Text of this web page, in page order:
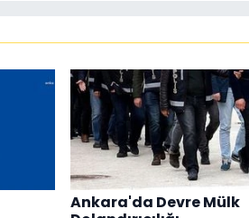
Ankara'da Devre Mülk